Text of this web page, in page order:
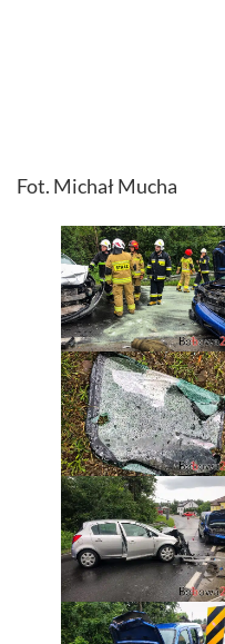
Fot. Michał Mucha